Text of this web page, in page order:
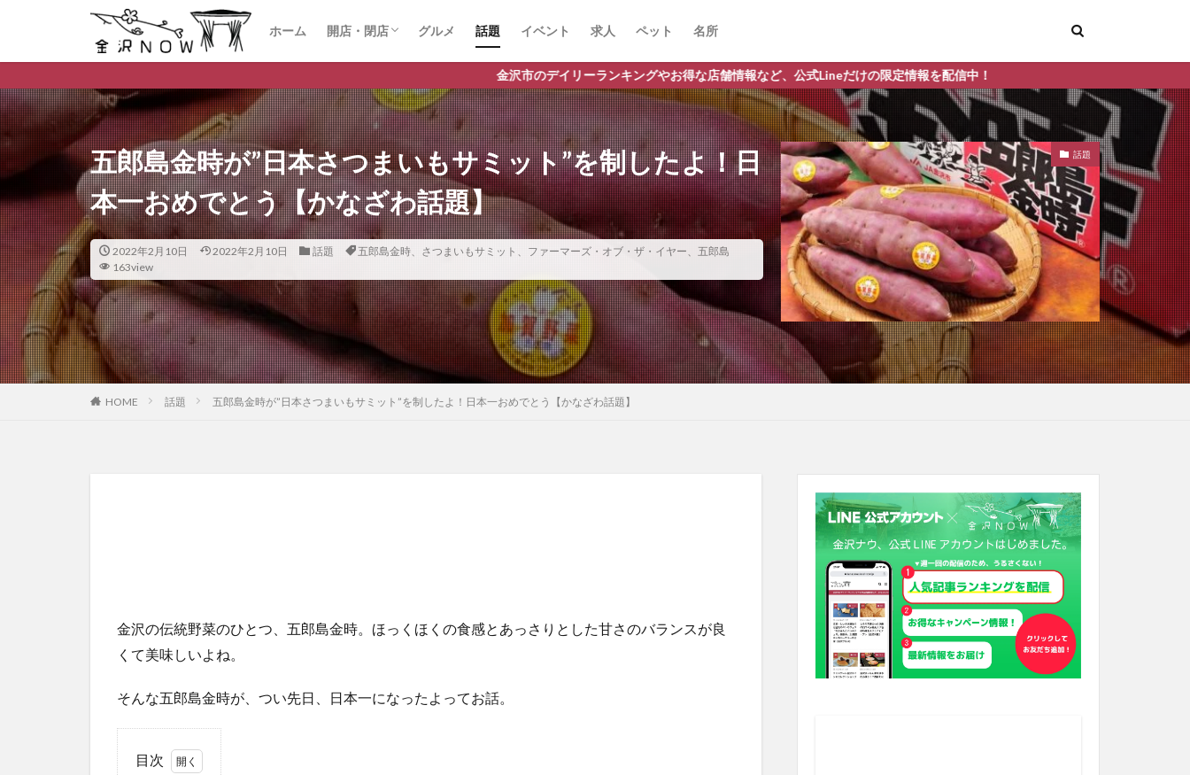
ホーム 開店・閉店 グルメ 話題 イベント 求人 ペット 名所
金沢市のデイリーランキングやお得な店舗情報など、公式Lineだけの限定情報を配信中！
五郎島金時が”日本さつまいもサミット”を制したよ！日
本一おめでとう【かなざわ話題】
2022年2月10日 2022年2月10日 話題
五郎島金時、さつまいもサミット、ファーマーズ・オブ・ザ・イヤー、五郎島
163view
話題
HOME 話題 五郎島金時が”日本さつまいもサミット”を制したよ！日本一おめでとう【かなざわ話題】
金沢の伝統野菜のひとつ、五郎島金時。ほっくほくの食感とあっさりとした甘さのバランスが良
くて美味しいよね。
そんな五郎島金時が、つい先日、日本一になったよってお話。
目次